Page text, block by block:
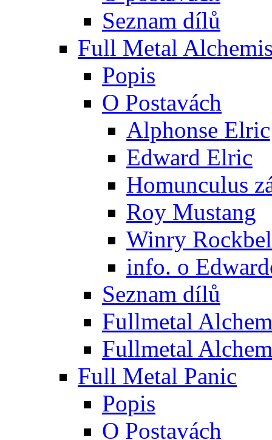
Seznam dílů
Full Metal
Popis
O Postavách
Alphonse Elric
Edward Elric
Homunculus
Roy Mustang
Winry
info. o
Seznam dílů
Fullmetal
Fullmetal
Full Metal Panic
Popis
O Postavách